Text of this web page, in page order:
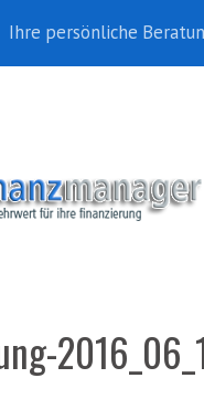
Ihre persönliche